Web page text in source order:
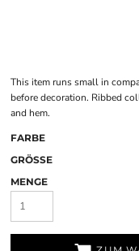
This item runs small in
before decoration. Ribbed
and hem.
FARBE
GRÖSSE
MENGE